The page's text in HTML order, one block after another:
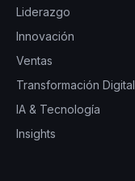
Liderazgo
Innovación
Ventas
Transformación Digital
IA & Tecnología
Insights